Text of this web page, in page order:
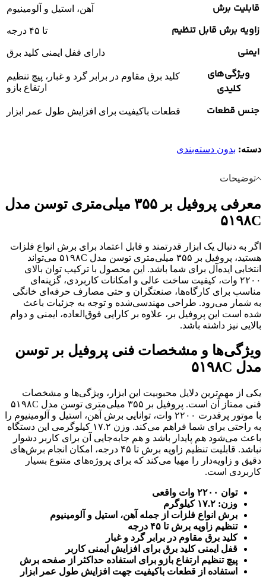
قابلیت برش آهن، استیل و آلومینیوم
زاویه برش قابل تنظیم تا ۴۵ درجه
ایمنی دارای قفل ایمنی کلید برق
ویژگی‌های
کلیدی
کلید برق مقاوم در برابر گرد و غبار، پیچ تنظیم
ارتفاع بازو
جنس قطعات قطعات باکیفیت برای افزایش طول عمر ابزار
دسته: بدون دسته‌بندی
توضیحات
معرفی پروفیل بر ۳۵۵ میلی‌متری توسن مدل
۵۱۹۸C
اگر به دنبال یک ابزار قدرتمند و قابل اعتماد برای برش انواع فلزات
هستید، پروفیل بر ۳۵۵ میلی‌متری توسن مدل ۵۱۹۸C می‌تواند
انتخابی ایده‌آل برای شما باشد. این محصول با ترکیب توان بالای
۲۲۰۰ وات، کیفیت ساخت عالی و امکانات کاربردی، گزینه‌ای
مناسب برای کارگاه‌ها، صنعتگران و حتی مصارف حرفه‌ای خانگی
به شمار می‌رود. طراحی مهندسی‌شده و توجه به جزئیات باعث
شده است این پروفیل بر، علاوه بر کارایی فوق‌العاده، ایمنی و دوام
بالایی نیز داشته باشد.
ویژگی‌ها و مشخصات فنی پروفیل بر توسن
مدل ۵۱۹۸C
یکی از مهم‌ترین دلایل محبوبیت این ابزار، ویژگی‌ها و مشخصات
فنی ممتاز آن است. پروفیل بر ۳۵۵ میلی‌متری توسن مدل ۵۱۹۸C
با موتور پرقدرت ۲۲۰۰ وات، توانایی برش آهن، استیل و آلومینیوم را
به راحتی برای شما فراهم می‌کند. وزن ۱۷.۲ کیلوگرمی این دستگاه
باعث می‌شود هم پایدار باشد و هم جابه‌جایی آن برای کاربر دشوار
نباشد. قابلیت تنظیم زاویه برش تا ۴۵ درجه، امکان انجام برش‌های
دقیق و زاویه‌دار را مهیا می‌کند که برای پروژه‌های متنوع بسیار
کاربردی است.
توان ۲۲۰۰ وات واقعی
وزن: ۱۷.۲ کیلوگرم
برش انواع فلزات از جمله آهن، استیل و آلومینیوم
تنظیم زاویه برش تا ۴۵ درجه
کلید برق مقاوم در برابر گرد و غبار
قفل ایمنی کلید برق برای افزایش ایمنی کاربر
پیچ تنظیم ارتفاع بازو برای استفاده حداکثر از صفحه برش
استفاده از قطعات باکیفیت جهت افزایش طول عمر ابزار